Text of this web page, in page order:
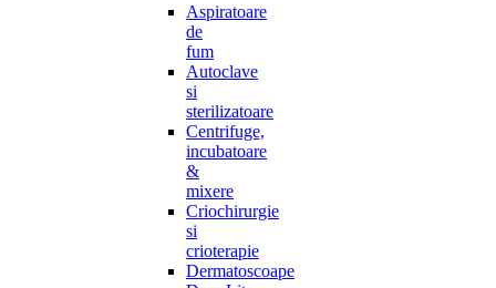
Aspiratoare
de
fum
Autoclave
si
sterilizatoare
Centrifuge,
incubatoare
&
mixere
Criochirurgie
si
crioterapie
Dermatoscoape